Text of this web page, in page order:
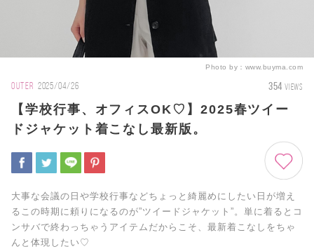
Photo by： www.buyma.com
OUTER 2025/04/26 354 VIEWS
【学校行事、オフィスOK♡】2025春ツイー
ドジャケット着こなし最新版。
大事な会議の日や学校行事などちょっと綺麗めにしたい日が増え
るこの時期に頼りになるのが”ツイードジャケット”。単に着るとコ
ンサバで終わっちゃうアイテムだからこそ、最新着こなしをちゃ
んと体現したい♡